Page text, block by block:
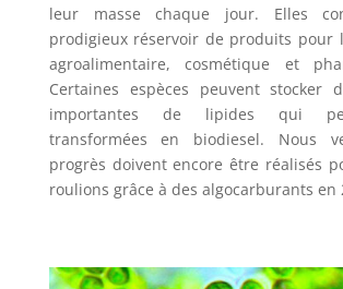
leur masse chaque jour. Elles
prodigieux réservoir de produits pour
agroalimentaire, cosmétique et
Certaines espèces peuvent stocker
importantes de lipides qui
transformées en biodiesel. Nous
progrès doivent encore être réalisés
roulions grâce à des algocarburants en